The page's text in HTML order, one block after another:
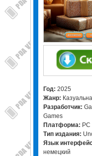
Год: 2025
Жанр:
Разработчик:
Games
Платформа: PC
Тип издания:
Язык
немецкий